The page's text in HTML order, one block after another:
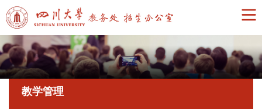
教学管理